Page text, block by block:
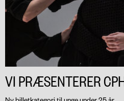
VI PRÆSENTERER